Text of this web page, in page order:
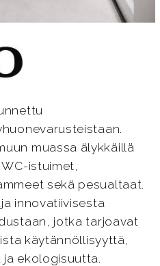
muassa älykkäillä
istuimet,
sekä pesualtaat.
innovatiivisesta
jotka tarjoavat
käytännöllisyyttä,
ja ekologisuutta.